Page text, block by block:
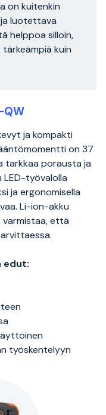
on kuitenkin
luotettava
helppoa silloin,
kuin
QW
ja kompakti
on 37
tarkkaa porausta ja
työvalolla
ja ergonomisella
Li-ion-akku
varmistaa, että
edut:
työskentelyyn